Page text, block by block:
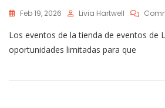
Feb 19, 2026 Livia Hartwell
Los eventos de la tienda de eventos de
oportunidades limitadas para que